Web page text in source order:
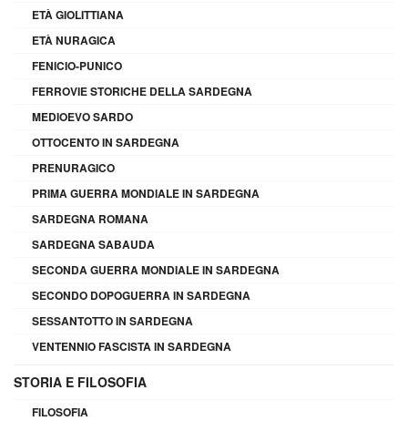
ETÀ GIOLITTIANA
ETÀ NURAGICA
FENICIO-PUNICO
FERROVIE STORICHE DELLA SARDEGNA
MEDIOEVO SARDO
OTTOCENTO IN SARDEGNA
PRENURAGICO
PRIMA GUERRA MONDIALE IN SARDEGNA
SARDEGNA ROMANA
SARDEGNA SABAUDA
SECONDA GUERRA MONDIALE IN SARDEGNA
SECONDO DOPOGUERRA IN SARDEGNA
SESSANTOTTO IN SARDEGNA
VENTENNIO FASCISTA IN SARDEGNA
STORIA E FILOSOFIA
FILOSOFIA